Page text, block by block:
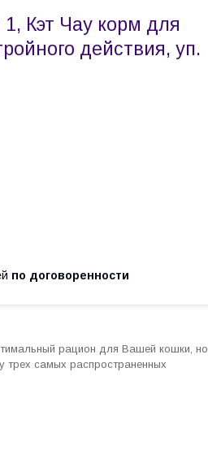
Кэт Чау корм для
действия, уп.
по договоренности
рацион для Вашей кошки, но
трех самых распространенных